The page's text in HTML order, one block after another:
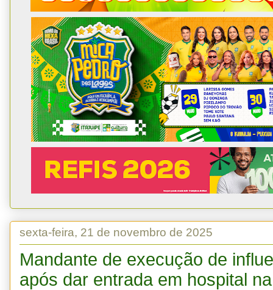
sexta-feira, 21 de novembro de 2025
Mandante de execução de
após dar entrada em hospital